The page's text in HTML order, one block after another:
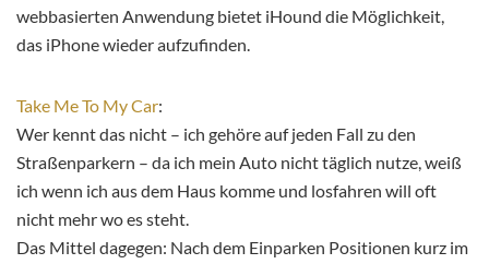
webbasierten Anwendung bietet iHound die Möglichkeit,
das iPhone wieder aufzufinden.
Take Me To My Car:
Wer kennt das nicht – ich gehöre auf jeden Fall zu den
Straßenparkern – da ich mein Auto nicht täglich nutze, weiß
ich wenn ich aus dem Haus komme und losfahren will oft
nicht mehr wo es steht.
Das Mittel dagegen: Nach dem Einparken Positionen kurz im